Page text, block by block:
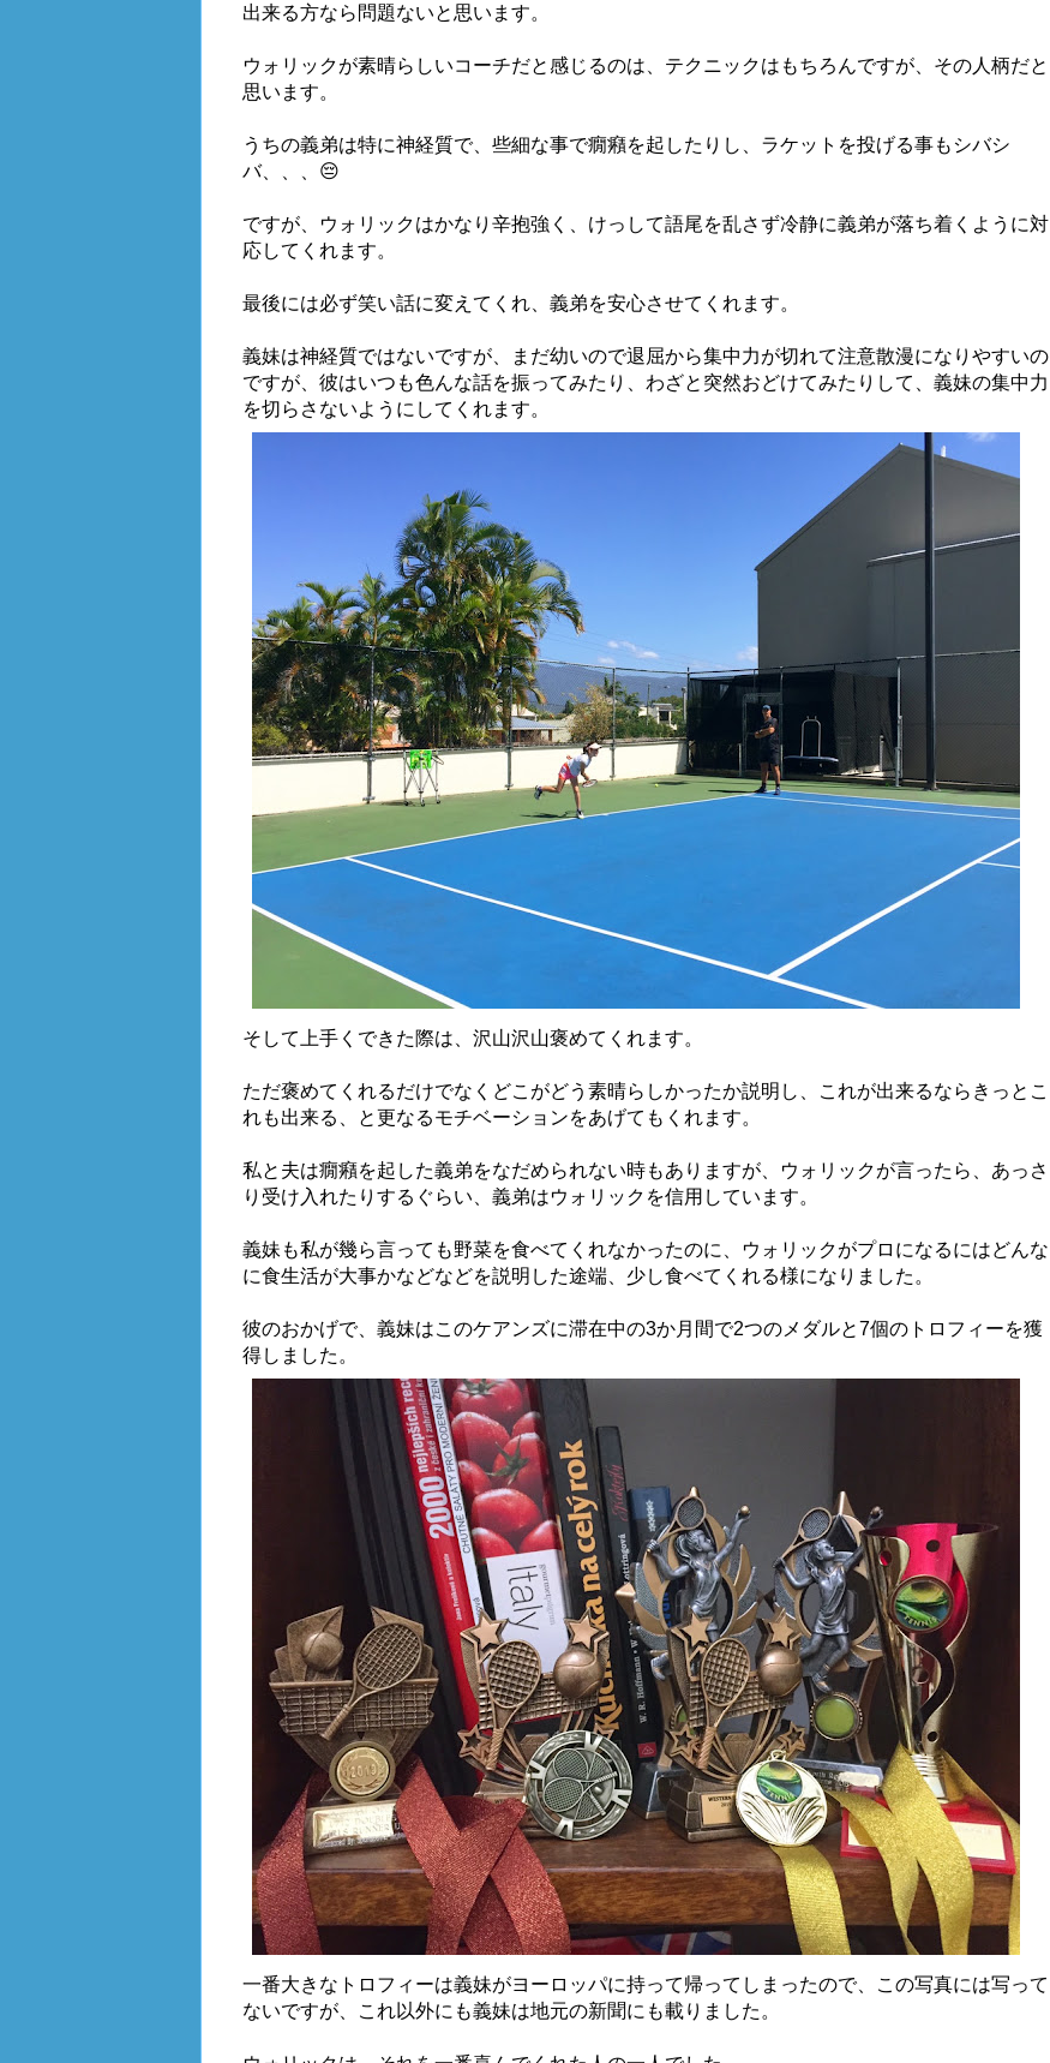
出来る方なら問題ないと思います。
ウォリックが素晴らしいコーチだと感じるのは、テクニックはもちろんですが、その人柄だと
思います。
うちの義弟は特に神経質で、些細な事で癇癪を起したりし、ラケットを投げる事もシバシ
バ、、、😔
ですが、ウォリックはかなり辛抱強く、けっして語尾を乱さず冷静に義弟が落ち着くように対
応してくれます。
最後には必ず笑い話に変えてくれ、義弟を安心させてくれます。
義妹は神経質ではないですが、まだ幼いので退屈から集中力が切れて注意散漫になりやすいの
ですが、彼はいつも色んな話を振ってみたり、わざと突然おどけてみたりして、義妹の集中力
を切らさないようにしてくれます。
そして上手くできた際は、沢山沢山褒めてくれます。
ただ褒めてくれるだけでなくどこがどう素晴らしかったか説明し、これが出来るならきっとこ
れも出来る、と更なるモチベーションをあげてもくれます。
私と夫は癇癪を起した義弟をなだめられない時もありますが、ウォリックが言ったら、あっさ
り受け入れたりするぐらい、義弟はウォリックを信用しています。
義妹も私が幾ら言っても野菜を食べてくれなかったのに、ウォリックがプロになるにはどんな
に食生活が大事かなどなどを説明した途端、少し食べてくれる様になりました。
彼のおかげで、義妹はこのケアンズに滞在中の3か月間で2つのメダルと7個のトロフィーを獲
得しました。
一番大きなトロフィーは義妹がヨーロッパに持って帰ってしまったので、この写真には写って
ないですが、これ以外にも義妹は地元の新聞にも載りました。